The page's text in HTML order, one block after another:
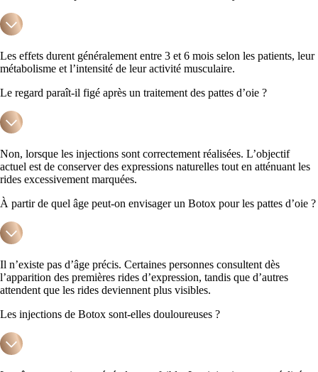
Les effets durent généralement entre 3 et 6 mois selon les patients, leur
métabolisme et l’intensité de leur activité musculaire.
Le regard paraît-il figé après un traitement des pattes d’oie ?
Non, lorsque les injections sont correctement réalisées. L’objectif
actuel est de conserver des expressions naturelles tout en atténuant les
rides excessivement marquées.
À partir de quel âge peut-on envisager un Botox pour les pattes d’oie ?
Il n’existe pas d’âge précis. Certaines personnes consultent dès
l’apparition des premières rides d’expression, tandis que d’autres
attendent que les rides deviennent plus visibles.
Les injections de Botox sont-elles douloureuses ?